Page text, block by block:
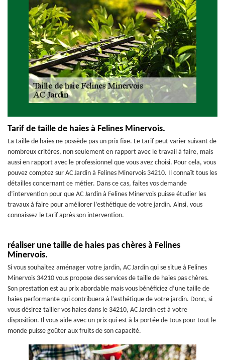
Tarif de taille de haies à Felines Minervois.
La taille de haies ne possède pas un prix fixe. Le tarif peut varier suivant de
nombreux critères, non seulement en rapport avec le travail à faire, mais
aussi en rapport avec le professionnel que vous avez choisi. Pour cela, vous
pouvez comptez sur AC Jardin à Felines Minervois 34210. Il connaît tous les
détailles concernant ce métier. Dans ce cas, faites vos demande
d’intervention pour que AC Jardin à Felines Minervois puisse étudier les
travaux à faire pour améliorer l’esthétique de votre jardin. Ainsi, vous
connaissez le tarif après son intervention.
réaliser une taille de haies pas chères à Felines
Minervois.
Si vous souhaitez aménager votre jardin, AC Jardin qui se situe à Felines
Minervois 34210 vous propose des services de taille de haies pas chères.
Son prestation est au prix abordable mais vous bénéficiez d’une taille de
haies performante qui contribuera à l’esthétique de votre jardin. Donc, si
vous désirez tailler vos haies dans le 34210, AC Jardin est à votre
disposition. Il vous aide avec un prix qui est à la portée de tous pour tout le
monde puisse goûter aux fruits de son capacité.